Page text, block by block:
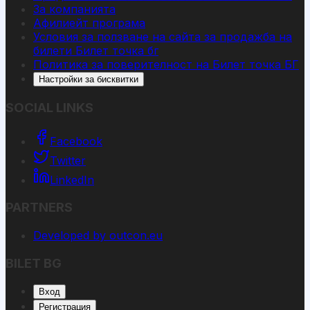
За компанията
Афилиейт програма
Условия за ползване на сайта за продажба на
билети Билет точка бг
Политика за поверителност на Билет точка БГ
Настройки за бисквитки
SOCIAL LINKS
Facebook
Twitter
LinkedIn
PARTNERS
Developed by outcon.eu
BILET BG
Вход
Регистрация